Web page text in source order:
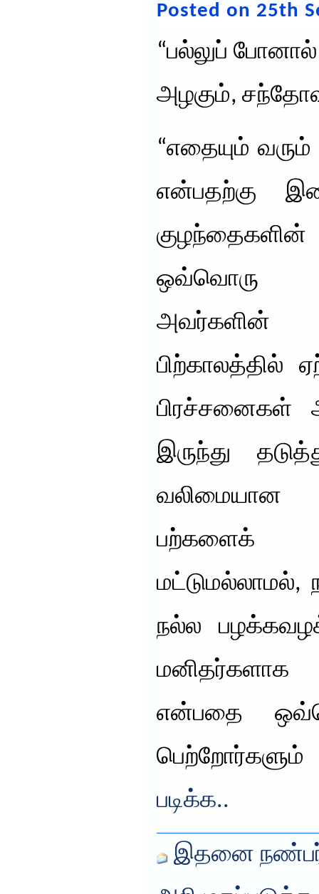
Posted on 25th
“பல்லுப்
அழகும்,
“எதையும்
என்பதற்கு
குழந்தைகளின்
ஒவ்வொரு
பிற்காலத்தில்
பிரச்சனைகள்
இருந்து
பற்களைக்
மட்டுமல்லாமல்,
நல்ல
மனிதர்களாக
என்பதை
படிக்க..
இதனை